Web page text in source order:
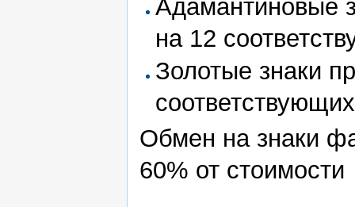
Адамантиновые
на 12
Золотые знаки
Обмен на знаки
60% от стоимости